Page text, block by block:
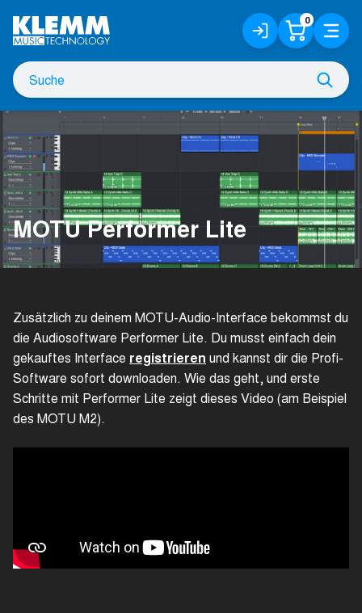
Hauptinhalt
Suche
nach
Anmelden
/
Registrieren
0 Menü
MOTU Performer Lite
Zusätzlich zu deinem MOTU-Audio-Interface bekommst du
die Audiosoftware Performer Lite. Du musst einfach dein
gekauftes Interface registrieren und kannst dir die Profi-
Software sofort downloaden. Wie das geht, und erste
Schritte mit Performer Lite zeigt dieses Video (am Beispiel
des MOTU M2).